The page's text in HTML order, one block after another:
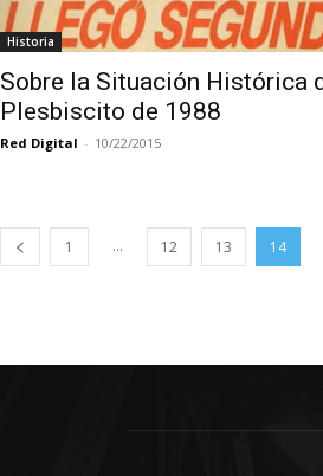
Historia
Sobre la Situación Histórica
Plesbiscito de 1988
Red Digital - 10/22/2015
1 ... 12 13 14